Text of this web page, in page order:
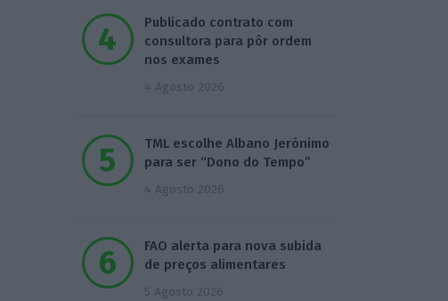
Publicado contrato com
consultora para pôr ordem
nos exames
4 Agosto 2026
TML escolhe Albano Jerónimo
para ser “Dono do Tempo”
4 Agosto 2026
FAO alerta para nova subida
de preços alimentares
5 Agosto 2026